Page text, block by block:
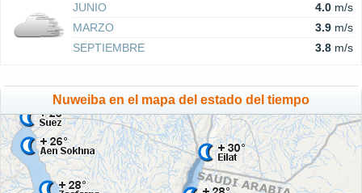
JUNIO
4.0 m/s
MARZO
3.9 m/s
SEPTIEMBRE
3.8 m/s
Nuweiba en el mapa del estado del tiempo